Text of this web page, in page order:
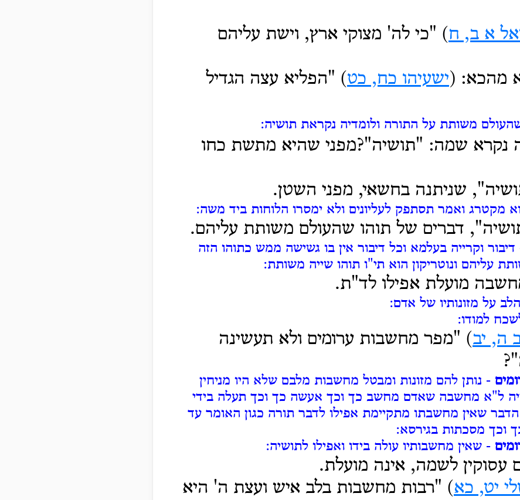
א ב, ח) "כי לה' מצוקי ארץ, וישת עליהם
מהכא: (ישעיהו כח, כט) "הפליא עצה הגדיל
משותת על התורה ולומדיה נקראת תושיה:
נקרא שמה: "תושיה"?מפני שהיא מתשת כחו
שניתנה בחשאי, מפני השטן.
מקטרג ואמר תסתפק לעליונים ולא ימסרו הלוחות ביד משה:
דברים של תוהו שהעולם משותת עליהם.
דיבור וקרייה בעלמא וכל דיבור אין בו גשישה ממש כתוהו הזה
עליהם ונוטריקון הוא תי"ו תוהו שייה משותת:
מועלת אפילו לד"ת.
על מזונותיו של אדם:
למודו:
ה, יב) "מפר מחשבות ערומים ולא תעשינה
- נותן להם מזונות ומבטל מחשבות מלבם שלא היו מניחין
ל"א מחשבה שאדם מחשב כך וכך אעשה כך וכך תעלה בידי
שאין מחשבתו מתקיימת אפילו לדבר תורה כגון האומר עד
וכך מסכתות בגירסא:
- שאין מחשבותיו עולה בידו ואפילו לתושיה:
לשמה, אינה מועלת.
יט, כא) "רבות מחשבות בלב איש ועצת ה' היא